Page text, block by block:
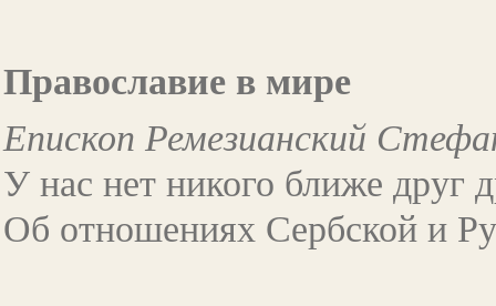
Православие в мире
Епископ Ремезианский
У нас нет никого ближе друг
Об отношениях Сербской и